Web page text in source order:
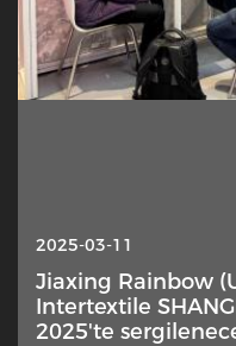
2025-03-11
Jiaxing Rainbow
Intertextile
2025'te